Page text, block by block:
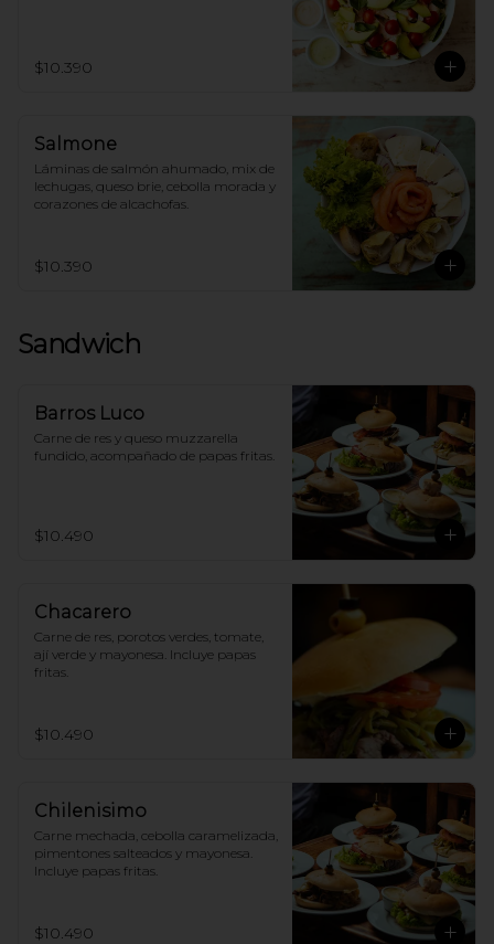
$10.390
Salmone
Láminas de salmón ahumado, mix de
lechugas, queso brie, cebolla morada y
corazones de alcachofas.
$10.390
Sandwich
Barros Luco
Carne de res y queso muzzarella
fundido, acompañado de papas fritas.
$10.490
Chacarero
Carne de res, porotos verdes, tomate,
ají verde y mayonesa. Incluye papas
fritas.
$10.490
Chilenisimo
Carne mechada, cebolla caramelizada,
pimentones salteados y mayonesa.
Incluye papas fritas.
$10.490